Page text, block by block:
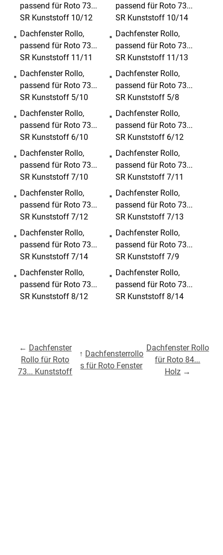
passend für Roto 73...
SR Kunststoff 10/12
passend für Roto 73...
SR Kunststoff 10/14
Dachfenster Rollo,
passend für Roto 73...
SR Kunststoff 11/11
Dachfenster Rollo,
passend für Roto 73...
SR Kunststoff 11/13
Dachfenster Rollo,
passend für Roto 73...
SR Kunststoff 5/10
Dachfenster Rollo,
passend für Roto 73...
SR Kunststoff 5/8
Dachfenster Rollo,
passend für Roto 73...
SR Kunststoff 6/10
Dachfenster Rollo,
passend für Roto 73...
SR Kunststoff 6/12
Dachfenster Rollo,
passend für Roto 73...
SR Kunststoff 7/10
Dachfenster Rollo,
passend für Roto 73...
SR Kunststoff 7/11
Dachfenster Rollo,
passend für Roto 73...
SR Kunststoff 7/12
Dachfenster Rollo,
passend für Roto 73...
SR Kunststoff 7/13
Dachfenster Rollo,
passend für Roto 73...
SR Kunststoff 7/14
Dachfenster Rollo,
passend für Roto 73...
SR Kunststoff 7/9
Dachfenster Rollo,
passend für Roto 73...
SR Kunststoff 8/12
Dachfenster Rollo,
passend für Roto 73...
SR Kunststoff 8/14
← Dachfenster
Rollo für Roto
73... Kunststoff
↑ Dachfensterrollo
s für Roto Fenster
Dachfenster Rollo
für Roto 84...
Holz→